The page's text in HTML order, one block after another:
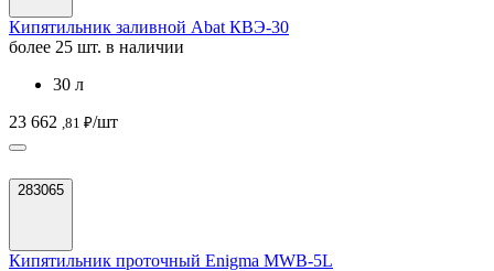
Кипятильник заливной Abat КВЭ-30
более 25 шт. в наличии
30 л
23 662 ,81 ₽/шт
283065
Кипятильник проточный Enigma MWB-5L